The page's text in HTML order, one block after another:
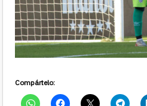
Compártelo: